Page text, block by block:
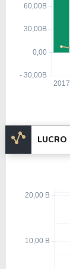
tornando-
A
do
com a
Em 1928,
primeiro
fabricar
exército
Após o
Ford